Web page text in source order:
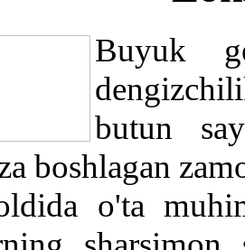
Buyuk
butun
boshlagan
o'ta